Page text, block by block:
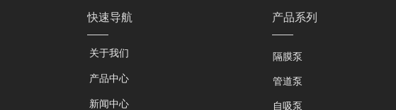
快速导航
关于我们
产品中心
新闻中心
产品系列
隔膜泵
管道泵
自吸泵